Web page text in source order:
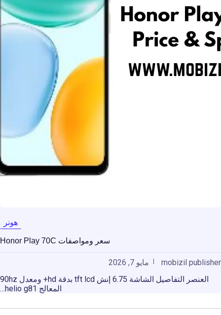
هونر
سعر ومواصفات Honor Play 70C
mobizil publisher
مايو 7, 2026
العنصر التفاصيل الشاشة 6.75 إنش tft lcd بدقة hd+ ومعدل 90hz
المعالج helio g81…